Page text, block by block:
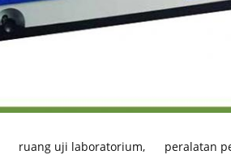
ruang uji laboratorium, peralatan